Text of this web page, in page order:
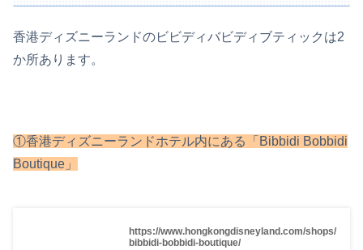
香港ディズニーランドのビビディバビディブティックは2
か所あります。
①香港ディズニーランドホテル内にある「Bibbidi Bobbidi
Boutique」
https://www.hongkongdisneyland.com/shops/
bibbidi-bobbidi-boutique/